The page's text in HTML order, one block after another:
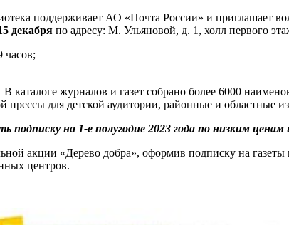
поддерживает АО «Почта России» и приглашает
декабря по адресу: М. Ульяновой, д. 1, холл первого
часов;
журналов и газет собрано более 6000
прессы для детской аудитории, районные и областные
на 1-е полугодие 2023 года по низким
акции «Дерево добра», оформив подписку на
центров.